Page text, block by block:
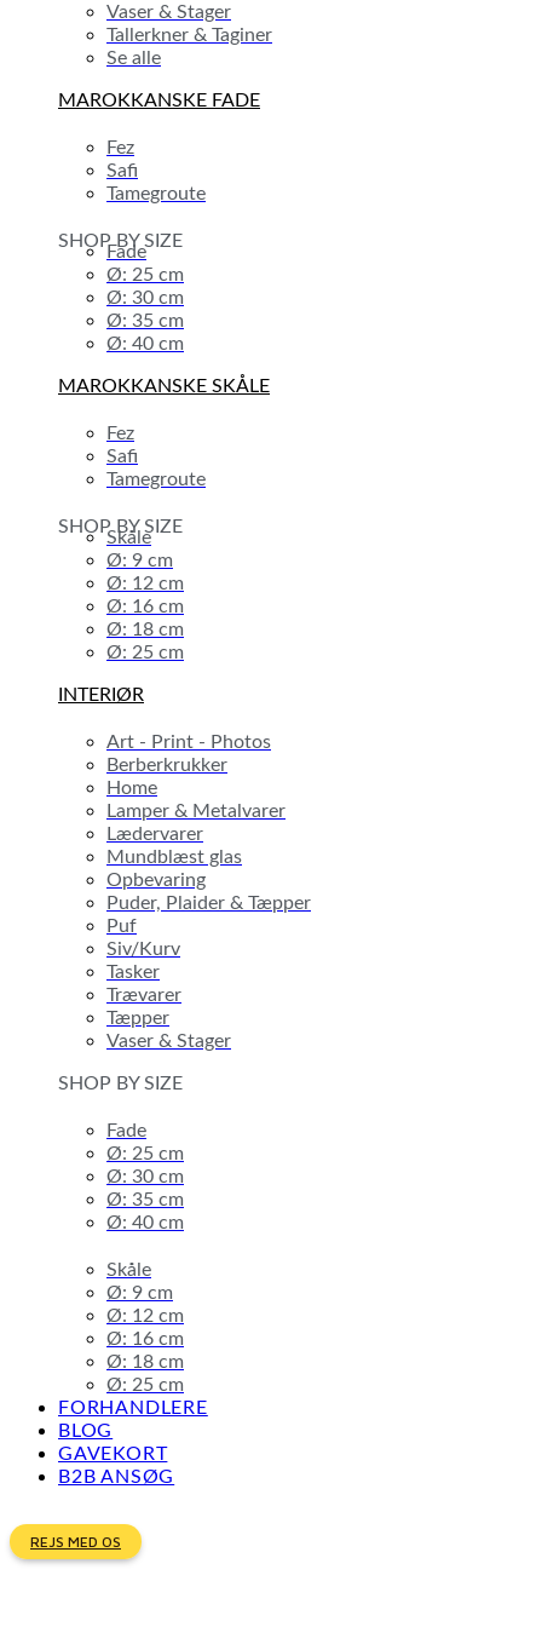
Vaser & Stager
Tallerkner & Taginer
Se alle
MAROKKANSKE FADE
Fez
Safi
Tamegroute
SHOP BY SIZE
Fade
Ø: 25 cm
Ø: 30 cm
Ø: 35 cm
Ø: 40 cm
MAROKKANSKE SKÅLE
Fez
Safi
Tamegroute
SHOP BY SIZE
Skåle
Ø: 9 cm
Ø: 12 cm
Ø: 16 cm
Ø: 18 cm
Ø: 25 cm
INTERIØR
Art - Print - Photos
Berberkrukker
Home
Lamper & Metalvarer
Lædervarer
Mundblæst glas
Opbevaring
Puder, Plaider & Tæpper
Puf
Siv/Kurv
Tasker
Trævarer
Tæpper
Vaser & Stager
SHOP BY SIZE
Fade
Ø: 25 cm
Ø: 30 cm
Ø: 35 cm
Ø: 40 cm
Skåle
Ø: 9 cm
Ø: 12 cm
Ø: 16 cm
Ø: 18 cm
Ø: 25 cm
FORHANDLERE
BLOG
GAVEKORT
B2B ANSØG
REJS MED OS